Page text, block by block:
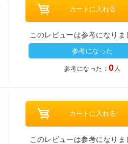
このレビューは参考になりま
参考になった
参考になった：0 人
このレビューは参考になりま